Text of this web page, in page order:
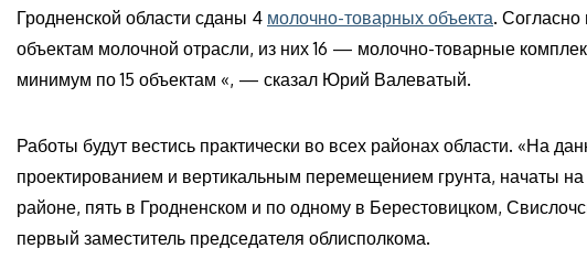
Гродненской области сданы 4 молочно-товарных объекта. Согласно
объектам молочной отрасли, из них 16 — молочно-товарные
минимум по 15 объектам «, — сказал Юрий Валеватый.
Работы будут вестись практически во всех районах области. «На
проектированием и вертикальным перемещением грунта, начаты
районе, пять в Гродненском и по одному в Берестовицком,
первый заместитель председателя облисполкома.